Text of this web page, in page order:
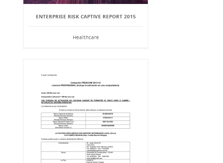
ENTERPRISE RISK CAPTIVE REPORT 2015
Healthcare